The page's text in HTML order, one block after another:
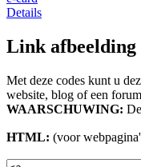
Details
Link afbeelding
Met deze codes kunt u
website, blog of een
WAARSCHUWING:
HTML: (voor